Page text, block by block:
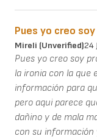
Pues yo creo
Mireli (unverified)24
Pues yo creo soy
la ironia con la que
información para
pero aqui parece
dañino y de mala
con su información